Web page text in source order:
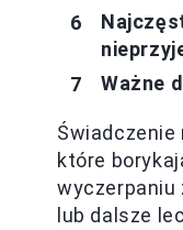
Ważne
które
wyczerpaniu
lub dalsze